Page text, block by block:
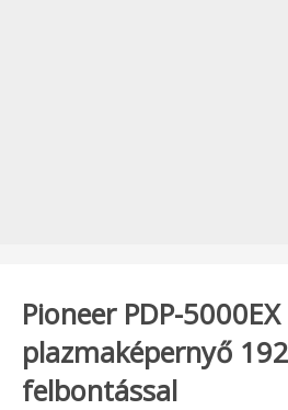
Pioneer PDP-5000EX
plazmaképernyő
felbontással